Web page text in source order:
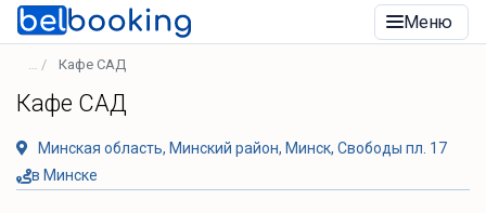
Меню
Кафе САД
Кафе САД
Минская область, Минский район, Минск, Свободы пл. 17
в Минске